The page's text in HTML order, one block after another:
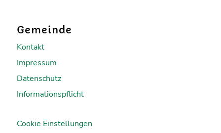
Gemeinde
Kontakt
Impressum
Datenschutz
Informationspflicht
Cookie Einstellungen